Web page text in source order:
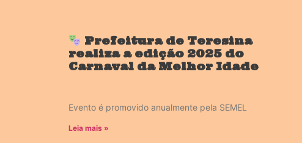
Prefeitura de Teresina
realiza a edição 2025 do
Carnaval da Melhor Idade
Evento é promovido anualmente pela SEMEL
Leia mais »